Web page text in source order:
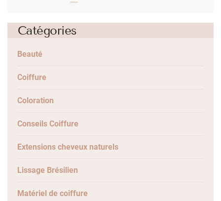
Catégories
Beauté
Coiffure
Coloration
Conseils Coiffure
Extensions cheveux naturels
Lissage Brésilien
Matériel de coiffure